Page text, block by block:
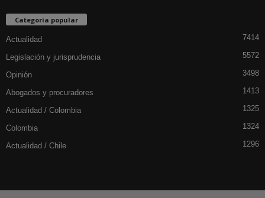
Categoría popular
Actualidad 7414
Legislación y jurisprudencia 5572
Opinión 3498
Abogados y procuradores 1413
Actualidad / Colombia 1325
Colombia 1324
Actualidad / Chile 1296